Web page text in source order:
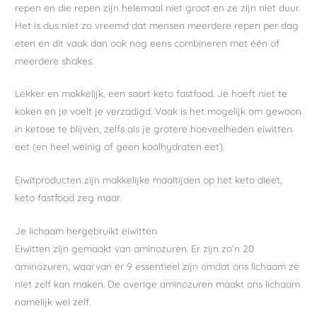
repen en die repen zijn helemaal niet groot en ze zijn niet duur.
Het is dus niet zo vreemd dat mensen meerdere repen per dag
eten en dit vaak dan ook nog eens combineren met één of
meerdere shakes.
Lekker en makkelijk, een soort keto fastfood. Je hoeft niet te
koken en je voelt je verzadigd. Vaak is het mogelijk om gewoon
in ketose te blijven, zelfs als je grotere hoeveelheden eiwitten
eet (en heel weinig of geen koolhydraten eet).
Eiwitproducten zijn makkelijke maaltijden op het keto dieet,
keto fastfood zeg maar.
Je lichaam hergebruikt eiwitten
Eiwitten zijn gemaakt van aminozuren. Er zijn zo’n 20
aminozuren, waarvan er 9 essentieel zijn omdat ons lichaam ze
niet zelf kan maken. De overige aminozuren maakt ons lichaam
namelijk wel zelf.